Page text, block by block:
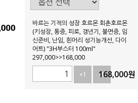
바르는 기적의 성장 호르몬 회춘호르몬
(키성장, 통증, 피로, 갱년기, 불면증, 임
신준비, 난임, 흰머리 성기능개선, 다이
어트) "3H부스터 100ml"
297,000>>168,000
+1
-1
168,000원